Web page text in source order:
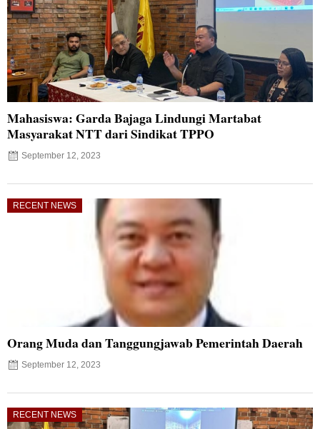
Mahasiswa: Garda Bajaga Lindungi Martabat
Masyarakat NTT dari Sindikat TPPO
September 12, 2023
RECENT NEWS
Orang Muda dan Tanggungjawab Pemerintah Daerah
September 12, 2023
RECENT NEWS